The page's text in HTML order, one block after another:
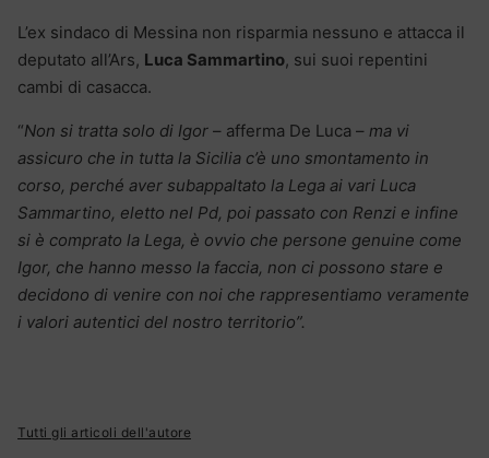
L’ex sindaco di Messina non risparmia nessuno e attacca il
deputato all’Ars, Luca Sammartino, sui suoi repentini
cambi di casacca.
“Non si tratta solo di Igor – afferma De Luca – ma vi
assicuro che in tutta la Sicilia c’è uno smontamento in
corso, perché aver subappaltato la Lega ai vari Luca
Sammartino, eletto nel Pd, poi passato con Renzi e infine
si è comprato la Lega, è ovvio che persone genuine come
Igor, che hanno messo la faccia, non ci possono stare e
decidono di venire con noi che rappresentiamo veramente
i valori autentici del nostro territorio”.
Tutti gli articoli dell'autore